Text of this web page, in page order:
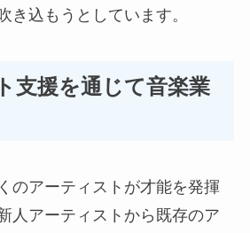
き込もうとしています。
支援を通じて音楽業
のアーティストが才能を発揮
人アーティストから既存のア